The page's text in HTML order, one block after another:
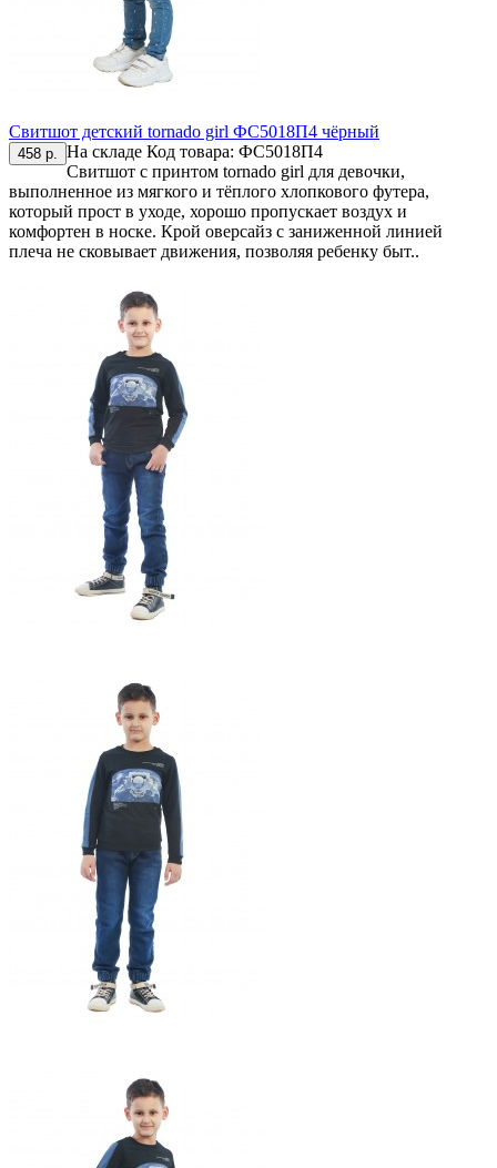
Свитшот детский tornado girl ФС5018П4 чёрный
458 р. На складе Код товара: ФС5018П4
Свитшот с принтом tornado girl для девочки,
выполненное из мягкого и тёплого хлопкового футера,
который прост в уходе, хорошо пропускает воздух и
комфортен в носке. Крой оверсайз с заниженной линией
плеча не сковывает движения, позволяя ребенку быт..